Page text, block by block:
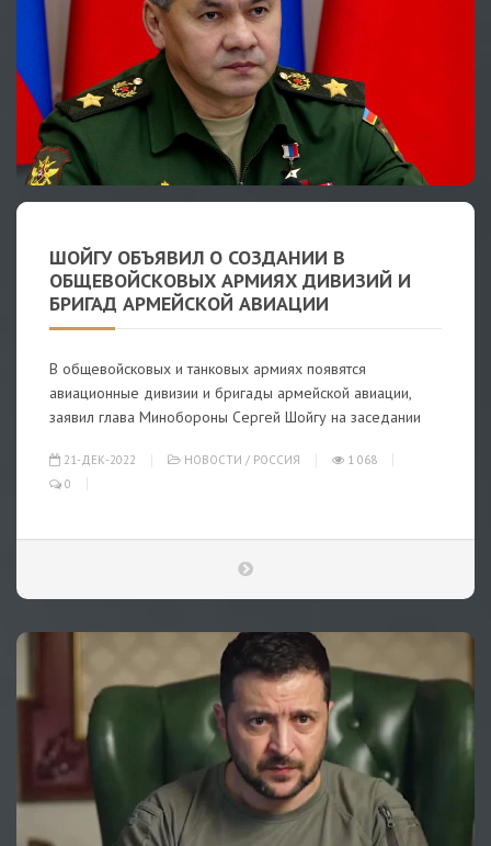
ШОЙГУ ОБЪЯВИЛ О СОЗДАНИИ В
ОБЩЕВОЙСКОВЫХ АРМИЯХ ДИВИЗИЙ И
БРИГАД АРМЕЙСКОЙ АВИАЦИИ
В общевойсковых и танковых армиях появятся
авиационные дивизии и бригады армейской авиации,
заявил глава Минобороны Сергей Шойгу на заседании
21-ДЕК-2022 НОВОСТИ / РОССИЯ
1 068
0